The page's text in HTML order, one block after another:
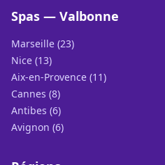
Spas — Valbonne
Marseille (23)
Nice (13)
Aix-en-Provence (11)
Cannes (8)
Antibes (6)
Avignon (6)